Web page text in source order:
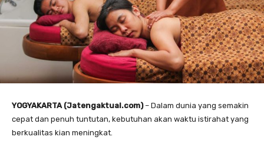
YOGYAKARTA (Jatengaktual.com) – Dalam dunia yang semakin
cepat dan penuh tuntutan, kebutuhan akan waktu istirahat yang
berkualitas kian meningkat.